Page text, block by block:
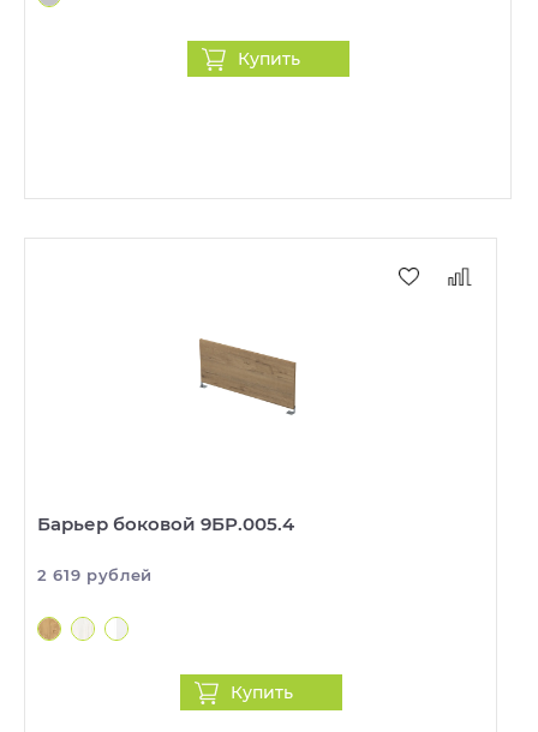
Купить
Барьер боковой 9БР.005.4
2 619 рублей
Купить